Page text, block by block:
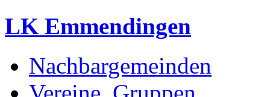
LK Emmendingen
Nachbargemeinden